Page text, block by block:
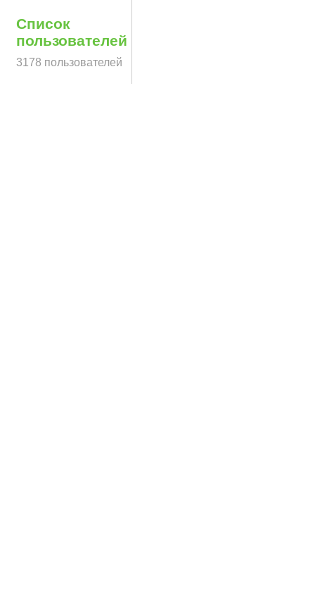
Список
пользователей
3178 пользователей